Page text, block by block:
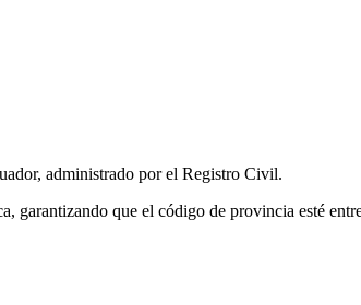
administrado por el Registro Civil.
garantizando que el código de provincia esté